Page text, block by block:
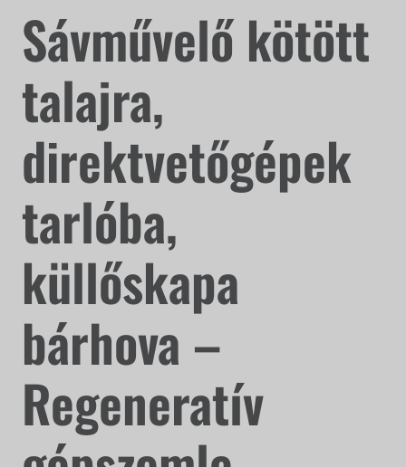
Sávművelő kötött
talajra,
direktvetőgépek
tarlóba,
küllőskapa
bárhova –
Regeneratív